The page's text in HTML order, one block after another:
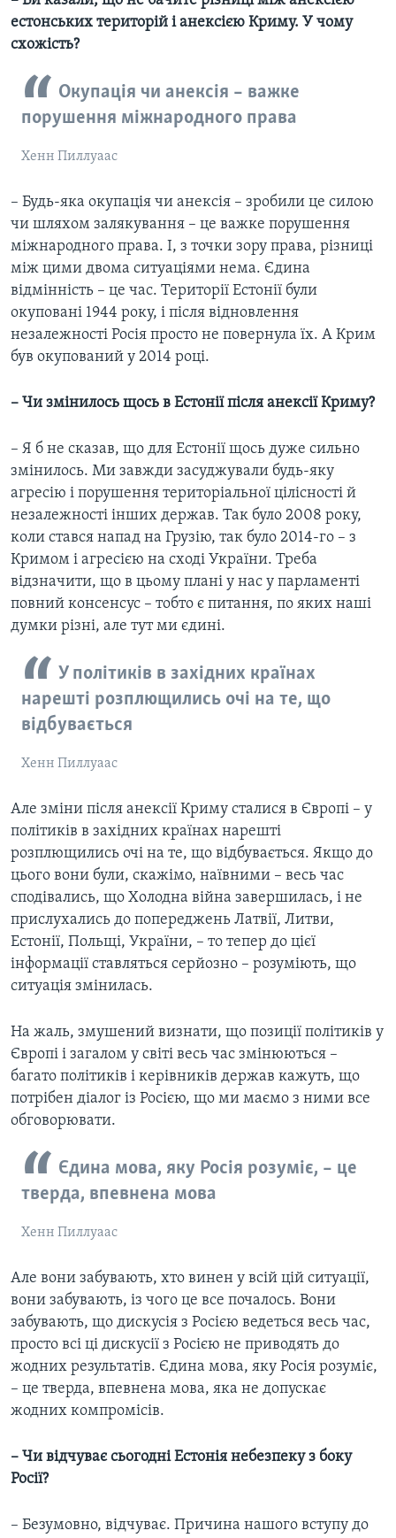
естонських територій і анексією Криму. У чому
схожість?
Окупація чи анексія – важке
порушення міжнародного права
Хенн Пиллуаас
– Будь-яка окупація чи анексія – зробили це силою
чи шляхом залякування – це важке порушення
міжнародного права. І, з точки зору права, різниці
між цими двома ситуаціями нема. Єдина
відмінність – це час. Території Естонії були
окуповані 1944 року, і після відновлення
незалежності Росія просто не повернула їх. А Крим
був окупований у 2014 році.
– Чи змінилось щось в Естонії після анексії Криму?
– Я б не сказав, що для Естонії щось дуже сильно
змінилось. Ми завжди засуджували будь-яку
агресію і порушення територіальної цілісності й
незалежності інших держав. Так було 2008 року,
коли стався напад на Грузію, так було 2014-го – з
Кримом і агресією на сході України. Треба
відзначити, що в цьому плані у нас у парламенті
повний консенсус – тобто є питання, по яких наші
думки різні, але тут ми єдині.
У політиків в західних країнах
нарешті розплющились очі на те, що
відбувається
Хенн Пиллуаас
Але зміни після анексії Криму сталися в Європі – у
політиків в західних країнах нарешті
розплющились очі на те, що відбувається. Якщо до
цього вони були, скажімо, наївними – весь час
сподівались, що Холодна війна завершилась, і не
прислухались до попереджень Латвії, Литви,
Естонії, Польщі, України, – то тепер до цієї
інформації ставляться серйозно – розуміють, що
ситуація змінилась.
На жаль, змушений визнати, що позиції політиків у
Європі і загалом у світі весь час змінюються –
багато політиків і керівників держав кажуть, що
потрібен діалог із Росією, що ми маємо з ними все
обговорювати.
Єдина мова, яку Росія розуміє, – це
тверда, впевнена мова
Хенн Пиллуаас
Але вони забувають, хто винен у всій цій ситуації,
вони забувають, із чого це все почалось. Вони
забувають, що дискусія з Росією ведеться весь час,
просто всі ці дискусії з Росією не приводять до
жодних результатів. Єдина мова, яку Росія розуміє,
– це тверда, впевнена мова, яка не допускає
жодних компромісів.
– Чи відчуває сьогодні Естонія небезпеку з боку
Росії?
– Безумовно, відчуває. Причина нашого вступу до